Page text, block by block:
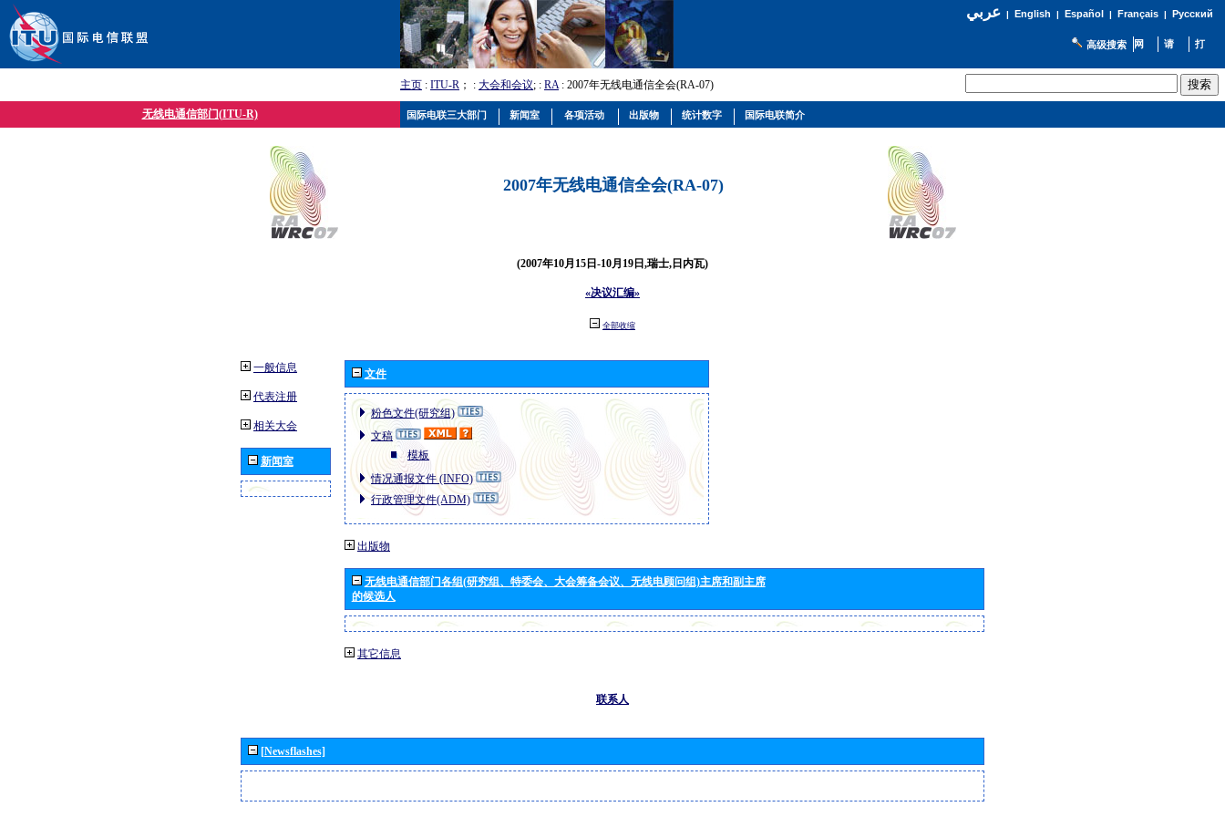
عربي| English | Español | Français| Русский
高级搜索
主页 : ITU-R ； : 大会和会议; : RA: 2007年无线电通信全会(RA-07)
无线电通信部门(ITU-R)
2007年无线电通信全会(RA-07)
(2007年10月15日-10月19日,瑞士,日内瓦)
«决议汇编»
全部收缩
一般信息
代表注册
相关大会
新闻室
文件
粉色文件(研究组)
文稿
模板
情况通报文件 (INFO)
行政管理文件(ADM)
出版物
无线电通信部门各组(研究组、特委会、大会筹备会议、无线电顾问组)主席和副主席
的候选人
其它信息
联系人
[Newsflashes]
国际电联三大部门 新闻室 各项活动 出版物 统计数字 国际电联简介